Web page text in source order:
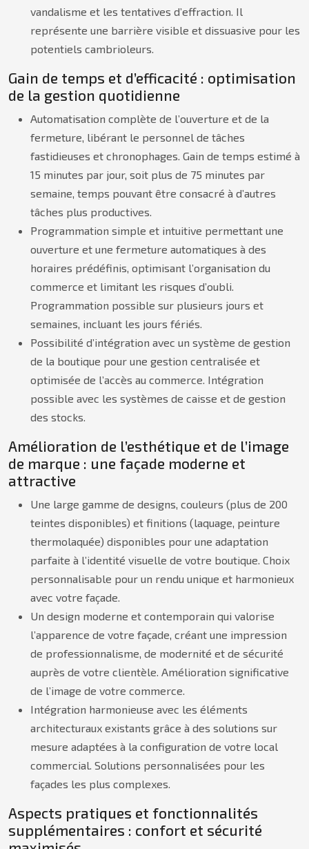
vandalisme et les tentatives d’effraction. Il
représente une barrière visible et dissuasive pour les
potentiels cambrioleurs.
Gain de temps et d’efficacité : optimisation
de la gestion quotidienne
Automatisation complète de l’ouverture et de la
fermeture, libérant le personnel de tâches
fastidieuses et chronophages. Gain de temps estimé à
15 minutes par jour, soit plus de 75 minutes par
semaine, temps pouvant être consacré à d’autres
tâches plus productives.
Programmation simple et intuitive permettant une
ouverture et une fermeture automatiques à des
horaires prédéfinis, optimisant l’organisation du
commerce et limitant les risques d’oubli.
Programmation possible sur plusieurs jours et
semaines, incluant les jours fériés.
Possibilité d’intégration avec un système de gestion
de la boutique pour une gestion centralisée et
optimisée de l’accès au commerce. Intégration
possible avec les systèmes de caisse et de gestion
des stocks.
Amélioration de l’esthétique et de l’image
de marque : une façade moderne et
attractive
Une large gamme de designs, couleurs (plus de 200
teintes disponibles) et finitions (laquage, peinture
thermolaquée) disponibles pour une adaptation
parfaite à l’identité visuelle de votre boutique. Choix
personnalisable pour un rendu unique et harmonieux
avec votre façade.
Un design moderne et contemporain qui valorise
l’apparence de votre façade, créant une impression
de professionnalisme, de modernité et de sécurité
auprès de votre clientèle. Amélioration significative
de l’image de votre commerce.
Intégration harmonieuse avec les éléments
architecturaux existants grâce à des solutions sur
mesure adaptées à la configuration de votre local
commercial. Solutions personnalisées pour les
façades les plus complexes.
Aspects pratiques et fonctionnalités
supplémentaires : confort et sécurité